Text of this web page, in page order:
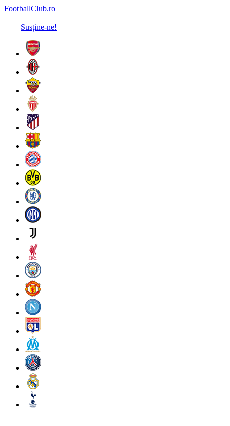
FootballClub.ro
Susține-ne!